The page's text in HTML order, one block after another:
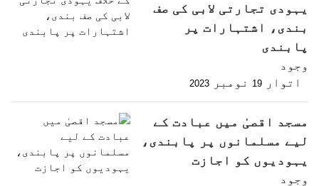
یہودی تجارتی لابی کی صف
بندی، اشتہارات پر
پابندی
وجود
اتوار 19 نومبر 2023
مسجد اقصیٰ میں عبادت کے
لیے مسلمانوں پر پابندی،
یہودیوں کو اجازت
وجود